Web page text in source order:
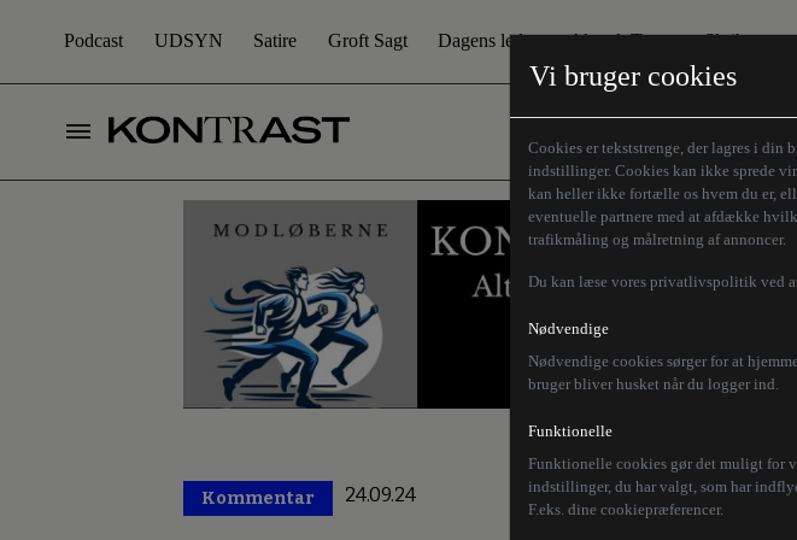
Vi bruger cookies
Cookies er tekststrenge, der lagres i din
indstillinger. Cookies kan ikke sprede
kan heller ikke fortælle os hvem du er,
eventuelle partnere med at afdække
trafikmåling og målretning af annoncer.
Du kan læse vores privatlivspolitik ved
Nødvendige
Nødvendige cookies sørger for at
bruger bliver husket når du logger ind.
Funktionelle
Funktionelle cookies gør det muligt for
indstillinger, du har valgt, som har
F.eks. dine cookiepræferencer.
Podcast UDSYN Satire Groft Sagt Dagens leder Aktuelt Tema
Den borgelige brille
Humaniora forfra
Store Danskere
Skribenter
Z-aksen
Kommentar 24.09.24